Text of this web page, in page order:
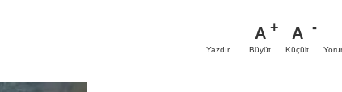
Yazdır
A
Büyüt
A
Küçült